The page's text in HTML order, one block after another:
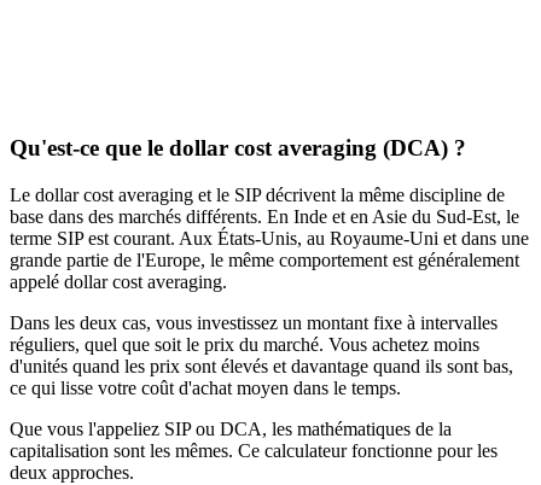
Qu'est-ce que le dollar cost averaging (DCA) ?
Le dollar cost averaging et le SIP décrivent la même discipline de
base dans des marchés différents. En Inde et en Asie du Sud-Est, le
terme SIP est courant. Aux États-Unis, au Royaume-Uni et dans une
grande partie de l'Europe, le même comportement est généralement
appelé dollar cost averaging.
Dans les deux cas, vous investissez un montant fixe à intervalles
réguliers, quel que soit le prix du marché. Vous achetez moins
d'unités quand les prix sont élevés et davantage quand ils sont bas,
ce qui lisse votre coût d'achat moyen dans le temps.
Que vous l'appeliez SIP ou DCA, les mathématiques de la
capitalisation sont les mêmes. Ce calculateur fonctionne pour les
deux approches.